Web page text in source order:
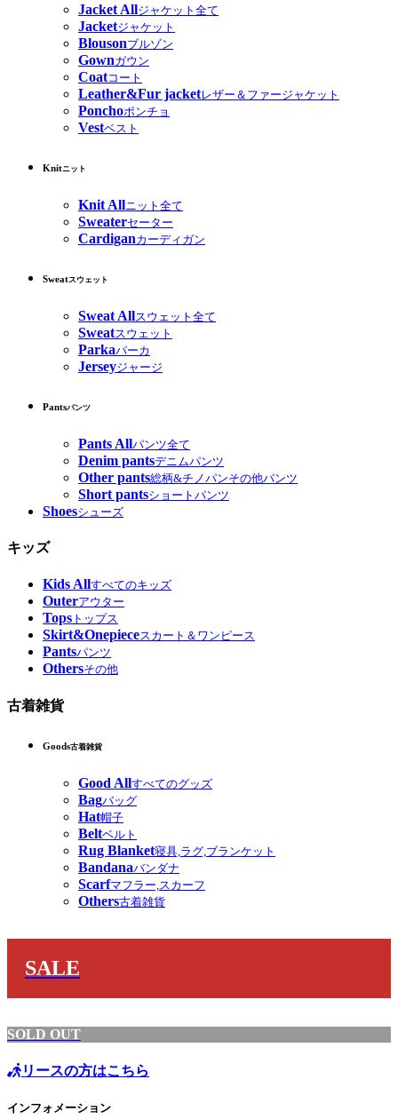
Jacket Allジャケット全て
Jacketジャケット
Blousonブルゾン
Gownガウン
Coatコート
Leather&Fur jacketレザー＆ファージャケット
Ponchoポンチョ
Vestベスト
Knitニット
Knit Allニット全て
Sweaterセーター
Cardiganカーディガン
Sweatスウェット
Sweat Allスウェット全て
Sweatスウェット
Parkaパーカ
Jerseyジャージ
Pantsパンツ
Pants Allパンツ全て
Denim pantsデニムパンツ
Other pants総柄&チノパンその他パンツ
Short pantsショートパンツ
Shoesシューズ
キッズ
Kids Allすべてのキッズ
Outerアウター
Tops トップス
Skirt&Onepieceスカート＆ワンピース
Pantsパンツ
Othersその他
古着雑貨
Goods古着雑貨
Good Allすべてのグッズ
Bagバッグ
Hat帽子
Beltベルト
Rug Blanket寝具,ラグ,ブランケット
Bandanaバンダナ
Scarfマフラー,スカーフ
Others古着雑貨
SALE
SOLD OUT
リースの方はこちら
インフォメーション